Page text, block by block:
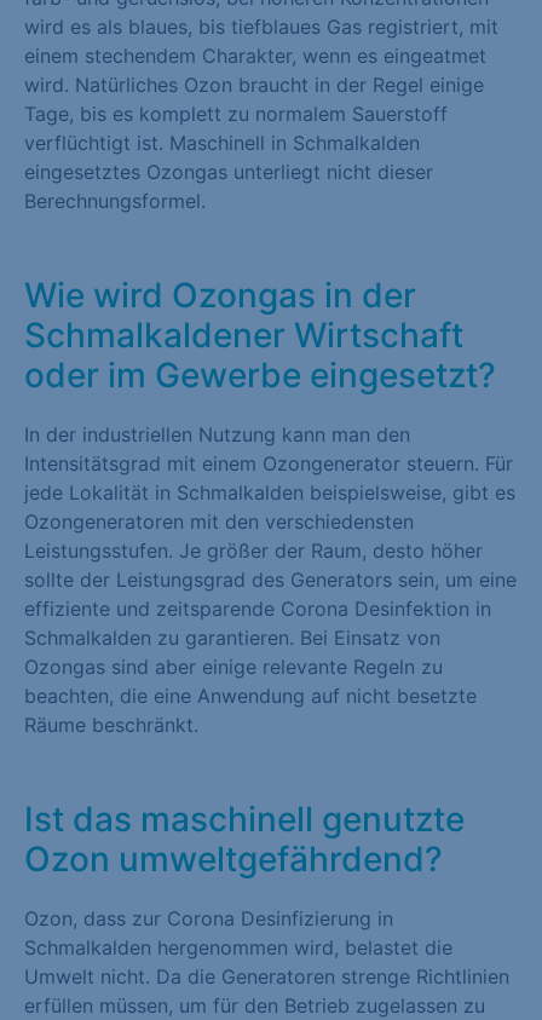
wird es als blaues, bis tiefblaues Gas registriert, mit
einem stechendem Charakter, wenn es eingeatmet
wird. Natürliches Ozon braucht in der Regel einige
Tage, bis es komplett zu normalem Sauerstoff
verflüchtigt ist. Maschinell in Schmalkalden
eingesetztes Ozongas unterliegt nicht dieser
Berechnungsformel.
Wie wird Ozongas in der
Schmalkaldener Wirtschaft
oder im Gewerbe eingesetzt?
In der industriellen Nutzung kann man den
Intensitätsgrad mit einem Ozongenerator steuern. Für
jede Lokalität in Schmalkalden beispielsweise, gibt es
Ozongeneratoren mit den verschiedensten
Leistungsstufen. Je größer der Raum, desto höher
sollte der Leistungsgrad des Generators sein, um eine
effiziente und zeitsparende Corona Desinfektion in
Schmalkalden zu garantieren. Bei Einsatz von
Ozongas sind aber einige relevante Regeln zu
beachten, die eine Anwendung auf nicht besetzte
Räume beschränkt.
Ist das maschinell genutzte
Ozon umweltgefährdend?
Ozon, dass zur Corona Desinfizierung in
Schmalkalden hergenommen wird, belastet die
Umwelt nicht. Da die Generatoren strenge Richtlinien
erfüllen müssen, um für den Betrieb zugelassen zu